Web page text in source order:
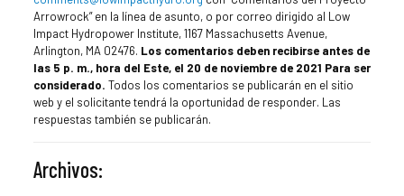
Arrowrock” en la línea de asunto, o por correo dirigido al Low
Impact Hydropower Institute, 1167 Massachusetts Avenue,
Arlington, MA 02476. Los comentarios deben recibirse antes de
las 5 p. m., hora del Este, el 20 de noviembre de 2021 Para ser
considerado. Todos los comentarios se publicarán en el sitio
web y el solicitante tendrá la oportunidad de responder. Las
respuestas también se publicarán.
Archivos: